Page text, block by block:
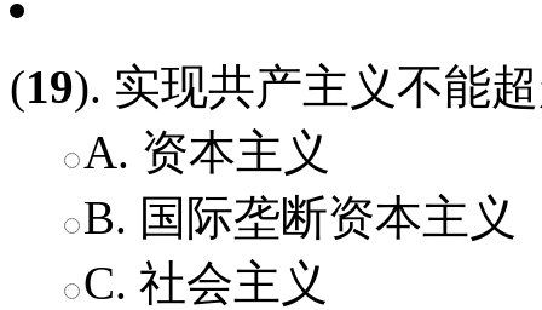
(19). 实现共产主义不能
A. 资本主义
B. 国际垄断资本主义
C. 社会主义